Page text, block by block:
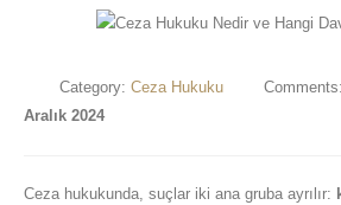
Category: Ceza Hukuku Comments:
Aralık 2024
Ceza hukukunda, suçlar iki ana gruba ayrılır: